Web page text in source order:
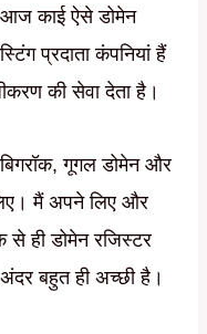
काई ऐसे डोमेन
प्रदाता कंपनियां हैं
की सेवा देता है।
गूगल डोमेन और
मैं अपने लिए और
से ही डोमेन रजिस्टर
बहुत ही अच्छी है।